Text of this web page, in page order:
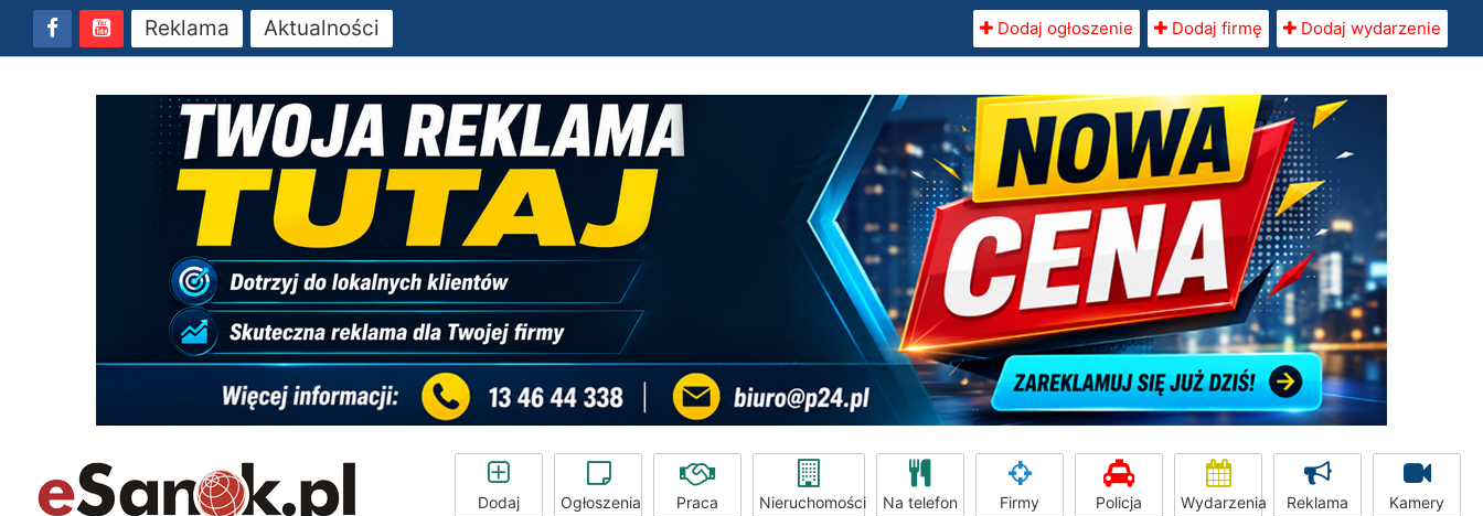
Reklama Aktualności Dodaj ogłoszenie Dodaj firmę Dodaj wydarzenie
Dodaj Ogłoszenia Praca Nieruchomości Na telefon Firmy Policja Wydarzenia Reklama Kamery